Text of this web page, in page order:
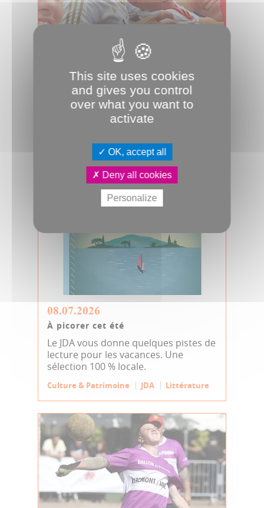
Diego Maradona »
L’ancien défenseur argentin d’Amiens
(2004-2007) avait 10 ans en 1986
quand le « Pibe de oro » emmenait
Football JDA
08.07.2026
À picorer cet été
Le JDA vous donne quelques pistes de
lecture pour les vacances. Une
sélection 100 % locale.
Culture & Patrimoine JDA Littérature
This site uses cookies
and gives you control
over what you want to
activate
OK, accept all
Deny all cookies
Personalize